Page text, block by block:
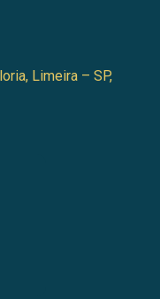
Limeira – SP,